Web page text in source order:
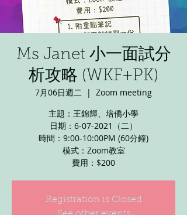
Ms Janet 小一面試分
析攻略 (WKF+PK)
7月06日週二
  |
Zoom meeting
主題：王錦輝、培僑小學
日期：6-07-2021（二）
時間：9:00-10:00PM (60分鐘)
模式：Zoom教室
費用：$200
Registration is Closed